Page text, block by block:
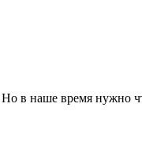
в наше время нужно